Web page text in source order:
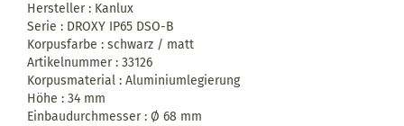
Hersteller : Kanlux
Serie : DROXY IP65 DSO-B
Korpusfarbe : schwarz / matt
Artikelnummer : 33126
Korpusmaterial : Aluminiumlegierung
Höhe : 34 mm
Einbaudurchmesser : Ø 68 mm